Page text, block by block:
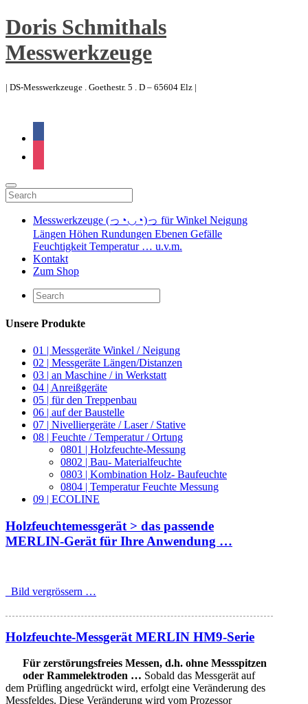
Doris Schmithals
Messwerkzeuge
| DS-Messwerkzeuge . Goethestr. 5 . D – 65604 Elz |
Messwerkzeuge (っ◔◡◔)っ für Winkel Neigung
Längen Höhen Rundungen Ebenen Gefälle
Feuchtigkeit Temperatur … u.v.m.
Kontakt
Zum Shop
Unsere Produkte
01 | Messgeräte Winkel / Neigung
02 | Messgeräte Längen/Distanzen
03 | an Maschine / in Werkstatt
04 | Anreißgeräte
05 | für den Treppenbau
06 | auf der Baustelle
07 | Nivelliergeräte / Laser / Stative
08 | Feuchte / Temperatur / Ortung
0801 | Holzfeuchte-Messung
0802 | Bau- Materialfeuchte
0803 | Kombination Holz- Baufeuchte
0804 | Temperatur Feuchte Messung
09 | ECOLINE
Holzfeuchtemessgerät > das passende
MERLIN-Gerät für Ihre Anwendung …
_Bild vergrössern …
Holzfeuchte-Messgerät MERLIN HM9-Serie
Für zerstörungsfreies Messen, d.h. ohne Messspitzen
oder Rammelektroden … Sobald das Messgerät auf
dem Prüfling angedrückt wird, erfolgt eine Veränderung des
Messfeldes. Diese Veränderung wird vom Prozessor